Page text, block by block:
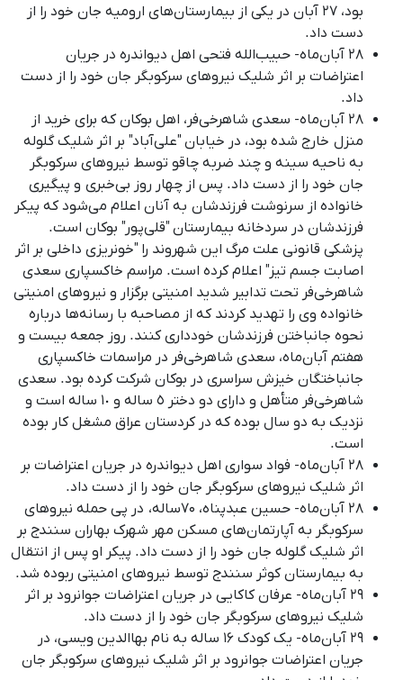
بود، ۲۷ آبان در یکی از بیمارستان‌های ارومیه جان خود را از
دست داد.
۲۸ آبان‌ماه- حبیب‌اللە فتحی اهل دیواندره در جریان
اعتراضات بر اثر شلیک نیروهای سرکوبگر جان خود را از دست
داد.
۲۸ آبان‌ماه- سعدی شاهرخی‌فر، اهل بوکان که برای خرید از
منزل خارج شده بود، در خیابان "علی‌آباد" بر اثر شلیک گلوله
به ناحیه سینه و چند ضربه چاقو توسط نیروهای سرکوبگر
جان خود را از دست داد. پس از چهار روز بی‌خبری و پیگیری
خانواده از سرنوشت فرزندشان به آنان اعلام می‌شود که پیکر
فرزندشان در سردخانه بیمارستان "قلی‌پور" بوکان است.
پزشکی قانونی علت مرگ این شهروند را "خونریزی داخلی بر اثر
اصابت جسم تیز" اعلام کرده است. مراسم خاکسپاری سعدی
شاهرخی‌فر تحت تدابیر شدید امنیتی برگزار و نیروهای امنیتی
خانواده وی را تهدید کردند که از مصاحبه با رسانه‌ها درباره
نحوه جانباختن فرزندشان خودداری کنند. روز جمعه بیست و
هفتم آبان‌ماه، سعدی شاهرخی‌فر در مراسمات خاکسپاری
جانباختگان خیزش سراسری در بوکان شرکت کرده بود. سعدی
شاهرخی‌فر متأهل و دارای دو دختر ٥ ساله و ١٠ ساله است و
نزدیک به دو سال بوده که در کردستان عراق مشغل کار بوده
است.
۲۸ آبان‌ماه- فواد سواری اهل دیواندره در جریان اعتراضات بر
اثر شلیک نیروهای سرکوبگر جان خود را از دست داد.
۲۸ آبان‌ماه- حسین عبدپناه، ۷۰ساله، در پی حمله نیروهای
سرکوبگر به آپارتمان‌های مسکن مهر شهرک بهاران سنندج بر
اثر شلیک گلوله جان خود را از دست داد. پیکر او پس از انتقال
به بیمارستان کوثر سنندج توسط نیروهای امنیتی ربوده شد.
۲۹ آبان‌ماه- عرفان کاکایی در جریان اعتراضات جوانرود بر اثر
شلیک نیروهای سرکوبگر جان خود را از دست داد.
۲۹ آبان‌ماه- یک کودک ۱۶ ساله به نام بهاالدین ویسی، در
جریان اعتراضات جوانرود بر اثر شلیک نیروهای سرکوبگر جان